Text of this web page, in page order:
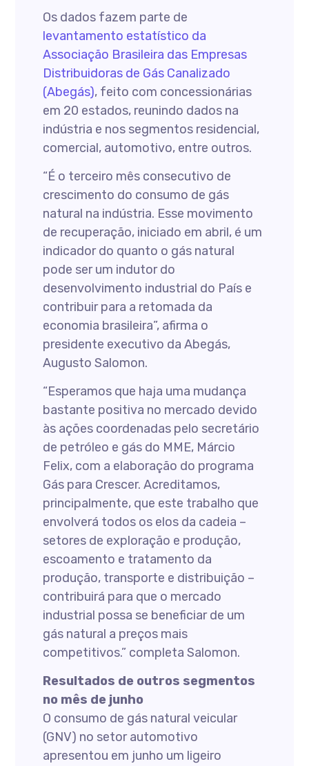
Os dados fazem parte de
levantamento estatístico da
Associação Brasileira das Empresas
Distribuidoras de Gás Canalizado
(Abegás), feito com concessionárias
em 20 estados, reunindo dados na
indústria e nos segmentos residencial,
comercial, automotivo, entre outros.
“É o terceiro mês consecutivo de
crescimento do consumo de gás
natural na indústria. Esse movimento
de recuperação, iniciado em abril, é um
indicador do quanto o gás natural
pode ser um indutor do
desenvolvimento industrial do País e
contribuir para a retomada da
economia brasileira”, afirma o
presidente executivo da Abegás,
Augusto Salomon.
“Esperamos que haja uma mudança
bastante positiva no mercado devido
às ações coordenadas pelo secretário
de petróleo e gás do MME, Márcio
Felix, com a elaboração do programa
Gás para Crescer. Acreditamos,
principalmente, que este trabalho que
envolverá todos os elos da cadeia –
setores de exploração e produção,
escoamento e tratamento da
produção, transporte e distribuição –
contribuirá para que o mercado
industrial possa se beneficiar de um
gás natural a preços mais
competitivos.” completa Salomon.
Resultados de outros segmentos
no mês de junho
O consumo de gás natural veicular
(GNV) no setor automotivo
apresentou em junho um ligeiro